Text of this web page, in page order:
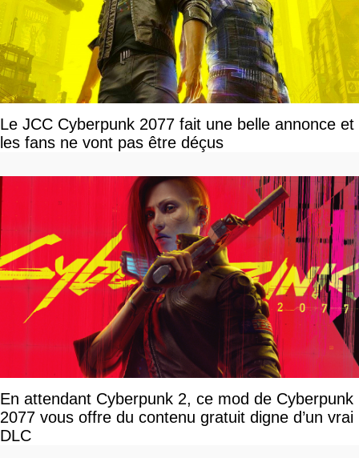
Le JCC Cyberpunk 2077 fait une belle annonce et
les fans ne vont pas être déçus
En attendant Cyberpunk 2, ce mod de Cyberpunk
2077 vous offre du contenu gratuit digne d’un vrai
DLC